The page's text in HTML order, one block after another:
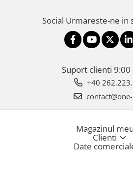
Social Urmareste-ne in
Suport clienti 9:00
+40
Magazinul meu
Clienti
Date